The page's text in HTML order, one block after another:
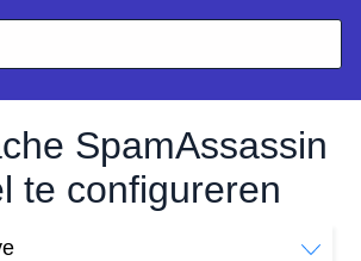
SpamAssassin
te configureren